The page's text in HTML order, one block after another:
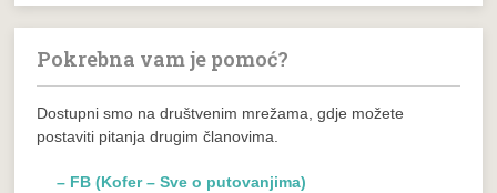
Pokrebna vam je pomoć?
Dostupni smo na društvenim mrežama, gdje možete
postaviti pitanja drugim članovima.
– FB (Kofer – Sve o putovanjima)